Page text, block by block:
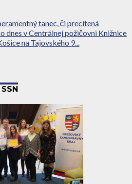
tanec, či precítená
dnes v Centrálnej požičovni Knižnice
na Tajovského 9...